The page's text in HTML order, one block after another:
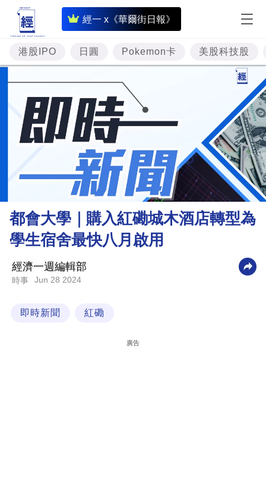
經一 x《華爾街日報》
即
時
財
經
專
題
投
資
樓
市
商
業
科
港股IPO 日圓 Pokemon卡 美股科技股
都會大學｜購入紅磡城木酒店轉型為
學生宿舍最快八月啟用
經濟一週編輯部
時事 Jun 28 2024
即時新聞 紅磡
廣告